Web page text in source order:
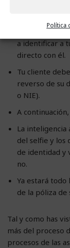
Política
tendrás que dar
Para la firma
a identificar a
directo con él.
Tu cliente
reverso de su
o NIE).
A
La
del selfie y los
de identidad y
no.
Ya estará
de la póliza de
Tal y como has
más del proceso
procesos de las